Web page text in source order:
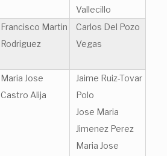
Vallecillo
Francisco Martin
Rodriguez
Carlos Del Pozo
Vegas
Maria Jose
Castro Alija
Jaime Ruiz-Tovar
Polo
Jose Maria
Jimenez Perez
Maria Jose